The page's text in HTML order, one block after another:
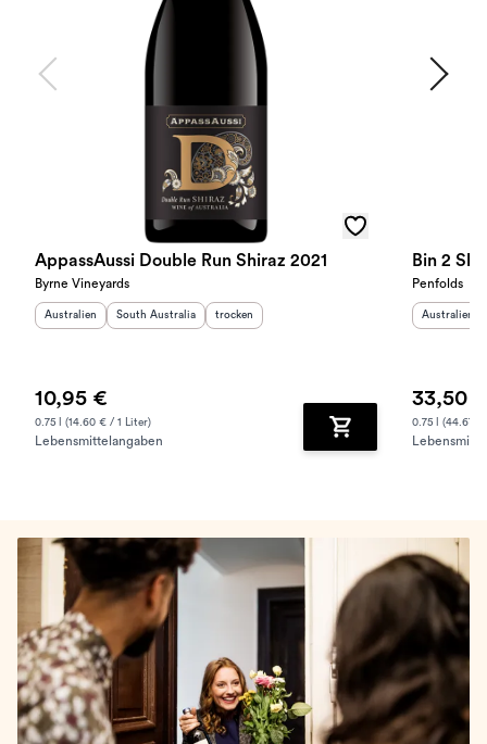
AppassAussi Double Run Shiraz 2021
Byrne Vineyards
Herkunftsland :
Australien Herkunftsregion
South Australia Geschmack
trocken
10,95 €
0.75 l (14.60 € / 1 Liter)
Lebensmittelangaben Zum Warenkorb
Bin 2
Penfolds
Australien
33,50 €
0.75 l (44.67 €